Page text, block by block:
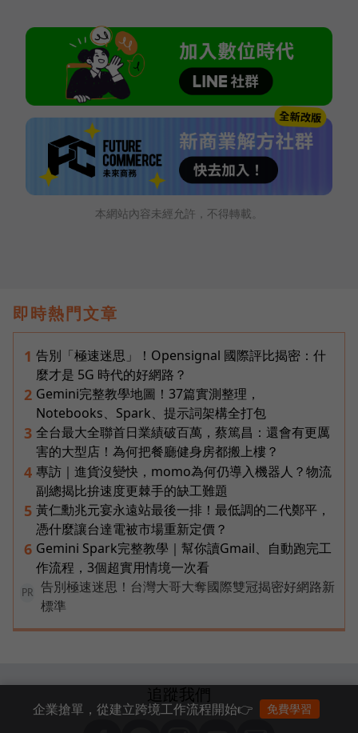
本網站內容未經允許，不得轉載。
即時熱門文章
1 告別「極速迷思」！Opensignal 國際評比揭密：什
麼才是 5G 時代的好網路？
2 Gemini完整教學地圖！37篇實測整理，
Notebooks、Spark、提示詞架構全打包
3 全台最大全聯首日業績破百萬，蔡篤昌：還會有更厲
害的大型店！為何把餐廳健身房都搬上樓？
4 專訪｜進貨沒變快，momo為何仍導入機器人？物流
副總揭比拚速度更棘手的缺工難題
5 黃仁勳兆元宴永遠站最後一排！最低調的二代鄭平，
憑什麼讓台達電被市場重新定價？
6 Gemini Spark完整教學｜幫你讀Gmail、自動跑完工
作流程，3個超實用情境一次看
PR
告別極速迷思！台灣大哥大奪國際雙冠揭密好網路新
標準
追蹤我們
企業搶單，從建立跨境工作流程開始👉 免費學習